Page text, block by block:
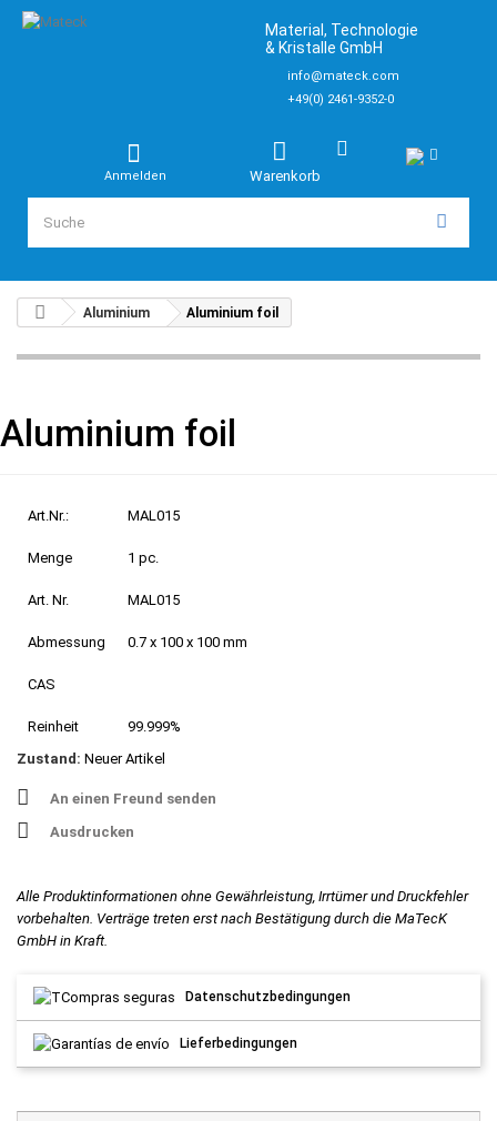
Material, Technologie
& Kristalle GmbH
info@mateck.com
+49(0) 2461-9352-0
Warenkorb
Anmelden
Aluminium Aluminium foil
Aluminium foil
Art.Nr.: MAL015
Menge 1 pc.
Art. Nr. MAL015
Abmessung 0.7 x 100 x 100 mm
CAS
Reinheit
99.999%
Zustand: Neuer Artikel
An einen Freund senden
Ausdrucken
Alle Produktinformationen ohne Gewährleistung, Irrtümer und Druckfehler
vorbehalten. Verträge treten erst nach Bestätigung durch die MaTecK
GmbH in Kraft.
Datenschutzbedingungen
Lieferbedingungen